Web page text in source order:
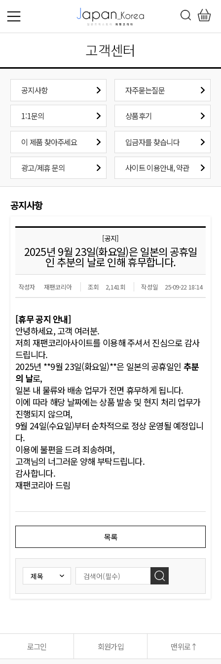
고객센터
공지사항
1:1문의
자주묻는질문
상품후기
이 제품 찾아주세요
광고/제휴 문의
입금자를 찾습니다
사이트 이용안내, 약관
공지사항
[공지]
2025년 9월 23일(화요일)은 일본의 공휴일
인 추분의 날로 인해 휴무합니다.
작성자 재팬코리아 조회 2,141회 작성일 25-09-22 18:14
[휴무 공지 안내]
안녕하세요, 고객 여러분.
저희 재팬코리아사이트를 이용해 주셔서 진심으로 감사
드립니다.
2025년 **9월 23일(화요일)**은 일본의 공휴일인 추분
의 날로,
일본 내 물류와 배송 업무가 전면 휴무하게 됩니다.
이에 따라 해당 날짜에는 상품 발송 및 현지 처리 업무가
진행되지 않으며,
9월 24일(수요일)부터 순차적으로 정상 운영될 예정입니
다.
이용에 불편을 드려 죄송하며,
고객님의 너그러운 양해 부탁드립니다.
감사합니다.
재팬코리아 드림
목록
로그인 회원가입 맨위로↑